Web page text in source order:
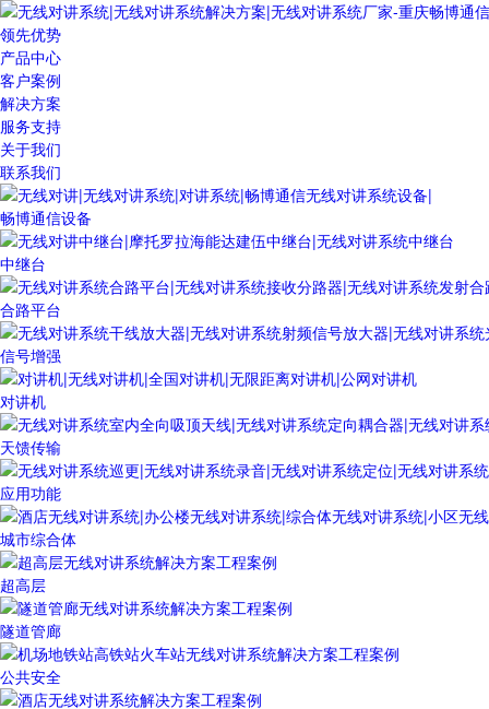
领先优势
产品中心
客户案例
解决方案
服务支持
关于我们
联系我们
畅博通信设备
中继台
合路平台
信号增强
对讲机
天馈传输
应用功能
城市综合体
超高层
隧道管廊
公共安全